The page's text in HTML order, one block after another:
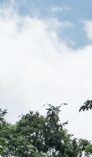
PDFダウンロード）